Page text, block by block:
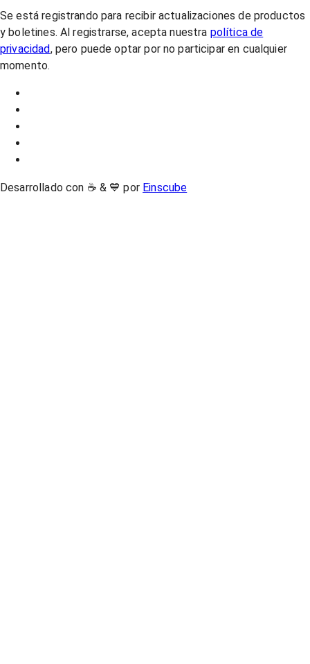
Se está registrando para recibir actualizaciones de productos
y boletines. Al registrarse, acepta nuestra política de
privacidad, pero puede optar por no participar en cualquier
momento.
Desarrollado con ☕ & 💙 por Einscube